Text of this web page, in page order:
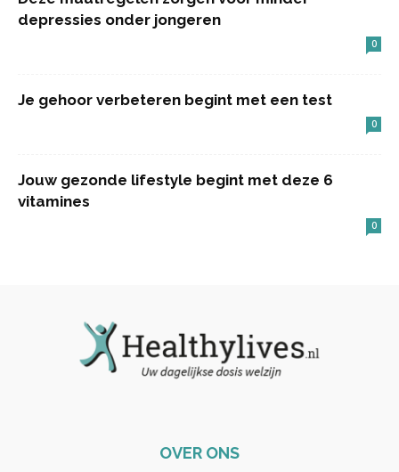
depressies onder jongeren
0
Je gehoor verbeteren begint met een test
0
Jouw gezonde lifestyle begint met deze 6
vitamines
0
OVER ONS